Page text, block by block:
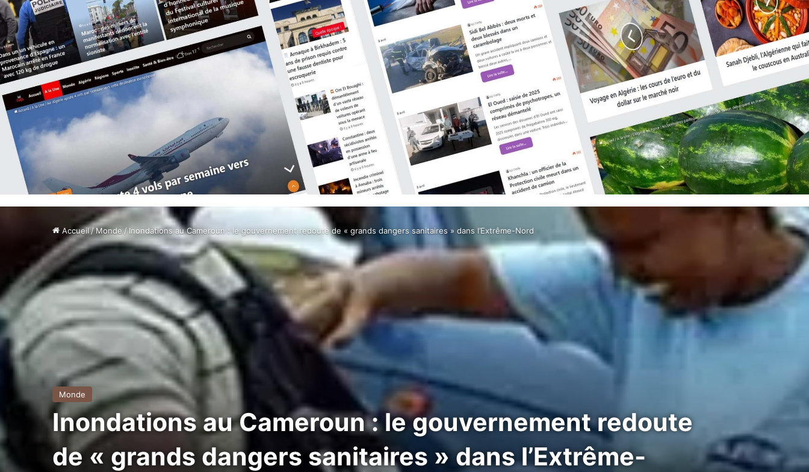
Accueil/Monde / Inondations au Cameroun : le gouvernement redoute de « grands dangers sanitaires » dans l’Extrême-Nord
Monde
Inondations au Cameroun : le gouvernement redoute
de « grands dangers sanitaires » dans l’Extrême-